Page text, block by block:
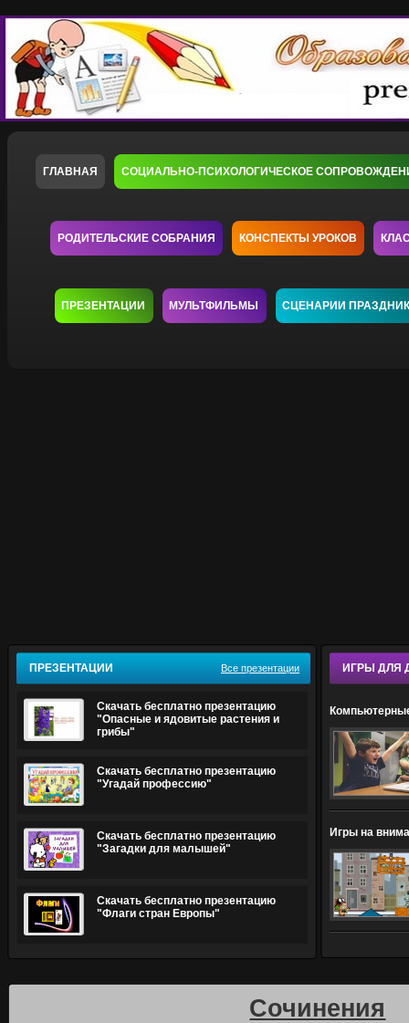
ГЛАВНАЯ СОЦИАЛЬНО-ПСИХОЛОГИЧЕСКОЕ
РОДИТЕЛЬСКИЕ СОБРАНИЯ КОНСПЕКТЫ УРОКОВ
ПРЕЗЕНТАЦИИ МУЛЬТФИЛЬМЫ СЦЕНАРИИ
ПРЕЗЕНТАЦИИ Все презентации
Скачать бесплатно презентацию
"Опасные и ядовитые растения и
грибы"
Скачать бесплатно презентацию
"Угадай профессию"
Скачать бесплатно презентацию
"Загадки для малышей"
Скачать бесплатно презентацию
"Флаги стран Европы"
ИГРЫ ДЛЯ
Игры на
Сочинения